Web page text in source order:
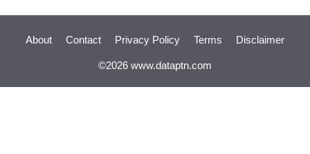
About Contact Privacy Policy Terms Disclaimer
©2026 www.dataptn.com